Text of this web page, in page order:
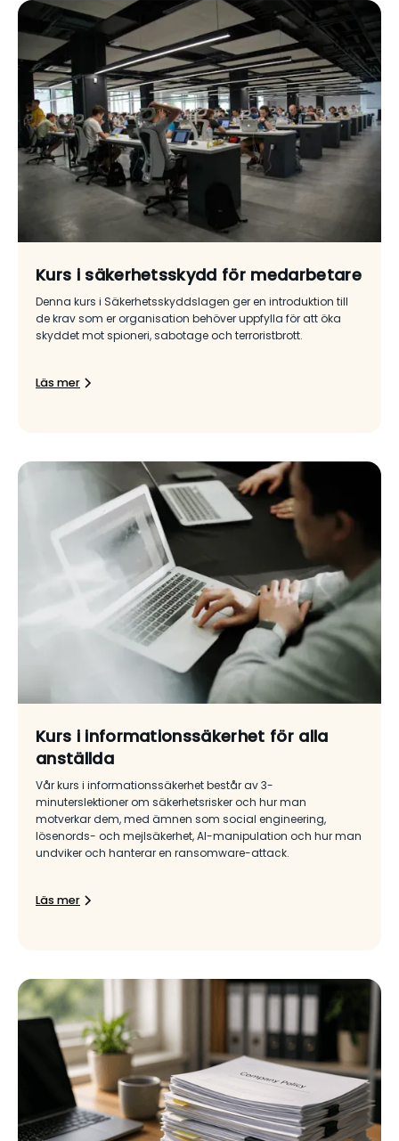
Kurs i säkerhetsskydd för medarbetare
Denna kurs i Säkerhetsskyddslagen ger en introduktion till
de krav som er organisation behöver uppfylla för att öka
skyddet mot spioneri, sabotage och terroristbrott.
Läs mer
Kurs i informationssäkerhet för alla
anställda
Vår kurs i informationssäkerhet består av 3-
minuterslektioner om säkerhetsrisker och hur man
motverkar dem, med ämnen som social engineering,
lösenords- och mejlsäkerhet, AI-manipulation och hur man
undviker och hanterar en ransomware-attack.
Läs mer